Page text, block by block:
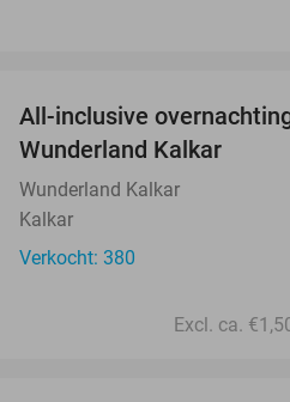
All-inclusive
Wunderland Kalkar
Wunderland Kalkar
Kalkar
Verkocht: 380
Excl. ca.